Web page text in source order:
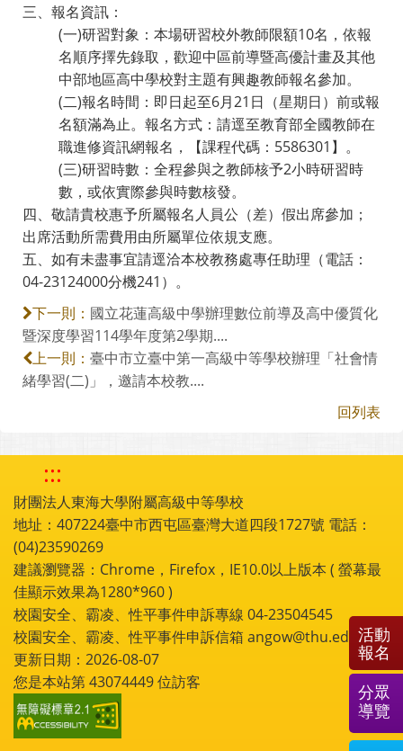
三、報名資訊：
(一)研習對象：本場研習校外教師限額10名，依報
名順序擇先錄取，歡迎中區前導暨高優計畫及其他
中部地區高中學校對主題有興趣教師報名參加。
(二)報名時間：即日起至6月21日（星期日）前或報
名額滿為止。報名方式：請逕至教育部全國教師在
職進修資訊網報名，【課程代碼：5586301】。
(三)研習時數：全程參與之教師核予2小時研習時
數，或依實際參與時數核發。
四、敬請貴校惠予所屬報名人員公（差）假出席參加；
出席活動所需費用由所屬單位依規支應。
五、如有未盡事宜請逕洽本校教務處專任助理（電話：
04-23124000分機241）。
下一則： 國立花蓮高級中學辦理數位前導及高中優質化
暨深度學習114學年度第2學期....
上一則： 臺中市立臺中第一高級中等學校辦理「社會情
緒學習(二)」，邀請本校教....
回列表
:::
財團法人東海大學附屬高級中等學校
地址：407224臺中市西屯區臺灣大道四段1727號 電話：
(04)23590269
建議瀏覽器：Chrome，Firefox，IE10.0以上版本 ( 螢幕最
佳顯示效果為1280*960 )
校園安全、霸凌、性平事件申訴專線 04-23504545
校園安全、霸凌、性平事件申訴信箱 angow@thu.edu.tw
更新日期：2026-08-07
您是本站第43074449位訪客
活動
報名
分眾
導覽